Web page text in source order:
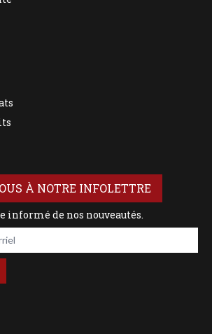
À NOTRE INFOLETTRE
informé de nos nouveautés.